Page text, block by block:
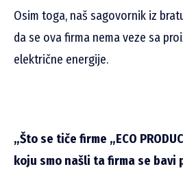
Osim toga, naš sagovornik iz
da se ova firma nema veze sa
električne energije.
„Što se tiče firme „ECO
koju smo našli ta firma se bavi